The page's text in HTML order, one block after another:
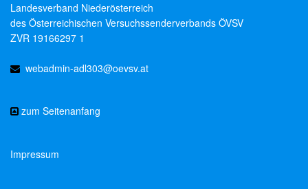
Landesverband Niederösterreich
des Österreichischen Versuchssenderverbands ÖVSV
ZVR 19166297 1
webadmin-adl303@oevsv.at
zum Seitenanfang
Impressum